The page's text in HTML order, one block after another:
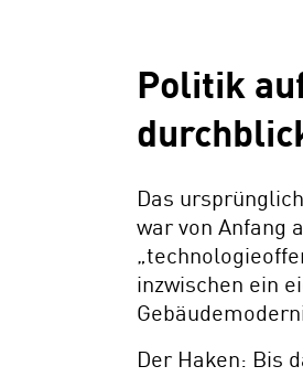
Politik
Das
war von Anfang
inzwischen ein
Der Haken: Bis